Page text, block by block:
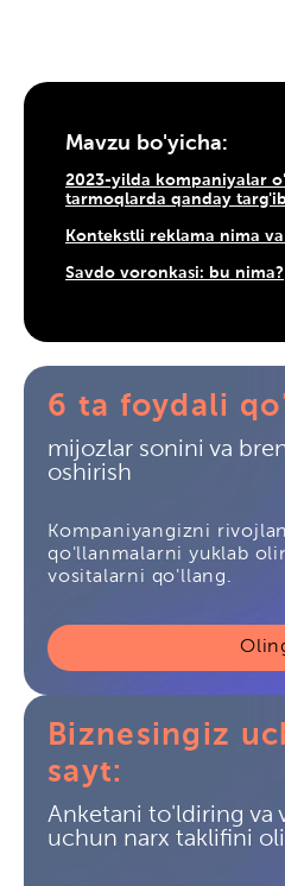
Mavzu bo'yicha:
2023-yilda kompaniyalar
tarmoqlarda qanday
Kontekstli reklama nima
Savdo voronkasi: bu nima?
6 ta foydali
mijozlar sonini va
oshirish
Kompaniyangizni
qo'llanmalarni yuklab
vositalarni qo'llang.
Biznesingiz
sayt:
Anketani to'ldiring va
uchun narx taklifini